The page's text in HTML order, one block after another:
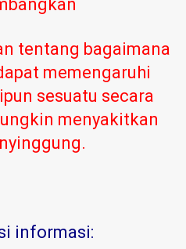
tentang bagaimana
memengaruhi
sesuatu secara
menyakitkan
informasi: